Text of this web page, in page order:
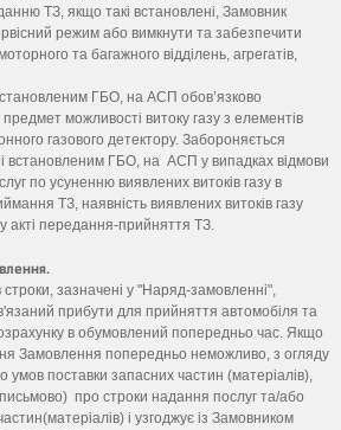
ТЗ, якщо такі встановлені, Замовник
режим або вимкнути та забезпечити
та багажного відділень, агрегатів,
ГБО, на АСП обов’язково
можливості витоку газу з елементів
газового детектору. Забороняється
встановленим ГБО, на АСП у випадках відмови
по усуненню виявлених витоків газу в
ТЗ, наявність виявлених витоків газу
акті передання-прийняття ТЗ.
зазначені у "Наряд-замовленні",
прибути для прийняття автомобіля та
в обумовлений попередньо час. Якщо
Замовлення попередньо неможливо, з огляду
умов поставки запасних частин (матеріалів),
про строки надання послуг та/або
і узгоджує із Замовником